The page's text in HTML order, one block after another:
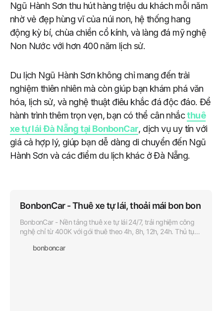
Ngũ Hành Sơn thu hút hàng triệu du khách mỗi năm
nhờ vẻ đẹp hùng vĩ của núi non, hệ thống hang
động kỳ bí, chùa chiền cổ kính, và làng đá mỹ nghệ
Non Nước với hơn 400 năm lịch sử.
Du lịch Ngũ Hành Sơn không chỉ mang đến trải
nghiệm thiên nhiên mà còn giúp bạn khám phá văn
hóa, lịch sử, và nghệ thuật điêu khắc đá độc đáo. Để
hành trình thêm trọn vẹn, bạn có thể cân nhắcthuê
xe tự lái Đà Nẵng tại BonbonCar, dịch vụ uy tín với
giá cả hợp lý, giúp bạn dễ dàng di chuyển đến Ngũ
Hành Sơn và các điểm du lịch khác ở Đà Nẵng.
BonbonCar - Thuê xe tự lái, thoải mái bon bon
BonbonCar - Nền tảng thuê xe tự lái 24/7, trải nghiệm công
nghệ chỉ từ 400K với gói thuê theo 4h, 8h, 12h, 24h. Thủ tục
bonboncar